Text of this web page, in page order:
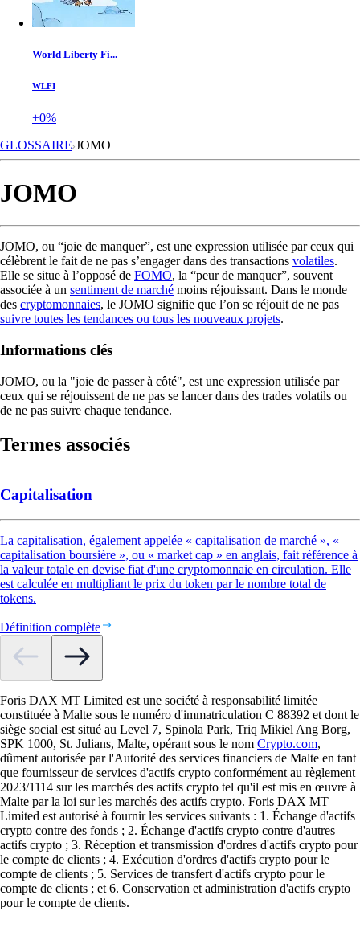
World Liberty Fi...
WLFI
+0%
GLOSSAIRE JOMO
JOMO
JOMO, ou “joie de manquer”, est une expression utilisée par ceux qui
célèbrent le fait de ne pas s’engager dans des transactions volatiles.
Elle se situe à l’opposé de FOMO, la “peur de manquer”, souvent
associée à un sentiment de marché moins réjouissant. Dans le monde
des cryptomonnaies, le JOMO signifie que l’on se réjouit de ne pas
suivre toutes les tendances ou tous les nouveaux projets.
Informations clés
JOMO, ou la "joie de passer à côté", est une expression utilisée par
ceux qui se réjouissent de ne pas se lancer dans des trades volatils ou
de ne pas suivre chaque tendance.
Termes associés
Capitalisation
La capitalisation, également appelée « capitalisation de marché », «
capitalisation boursière », ou « market cap » en anglais, fait référence à
la valeur totale en devise fiat d'une cryptomonnaie en circulation. Elle
est calculée en multipliant le prix du token par le nombre total de
tokens.
Définition complète
Foris DAX MT Limited est une société à responsabilité limitée
constituée à Malte sous le numéro d'immatriculation C 88392 et dont le
siège social est situé au Level 7, Spinola Park, Triq Mikiel Ang Borg,
SPK 1000, St. Julians, Malte, opérant sous le nom Crypto.com,
dûment autorisée par l'Autorité des services financiers de Malte en tant
que fournisseur de services d'actifs crypto conformément au règlement
2023/1114 sur les marchés des actifs crypto tel qu'il est mis en œuvre à
Malte par la loi sur les marchés des actifs crypto. Foris DAX MT
Limited est autorisé à fournir les services suivants : 1. Échange d'actifs
crypto contre des fonds ; 2. Échange d'actifs crypto contre d'autres
actifs crypto ; 3. Réception et transmission d'ordres d'actifs crypto pour
le compte de clients ; 4. Exécution d'ordres d'actifs crypto pour le
compte de clients ; 5. Services de transfert d'actifs crypto pour le
compte de clients ; et 6. Conservation et administration d'actifs crypto
pour le compte de clients.